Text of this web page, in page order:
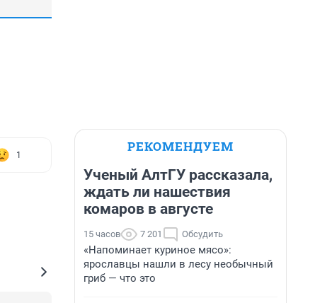
1
РЕКОМЕНДУЕМ
Ученый АлтГУ рассказала,
ждать ли нашествия
комаров в августе
15 часов 7 201 Обсудить
«Напоминает куриное мясо»:
ярославцы нашли в лесу необычный
гриб — что это